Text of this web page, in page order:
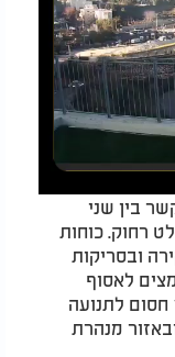
בין שני
רחוק. כוחות
ובסריקות
לאסוף
עדויות ולסרוק אחר החשודים. כביש 1 חסום לתנועה
מנהרת